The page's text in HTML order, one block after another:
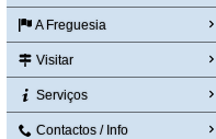
A Freguesia
Visitar
Serviços
Contactos / Info